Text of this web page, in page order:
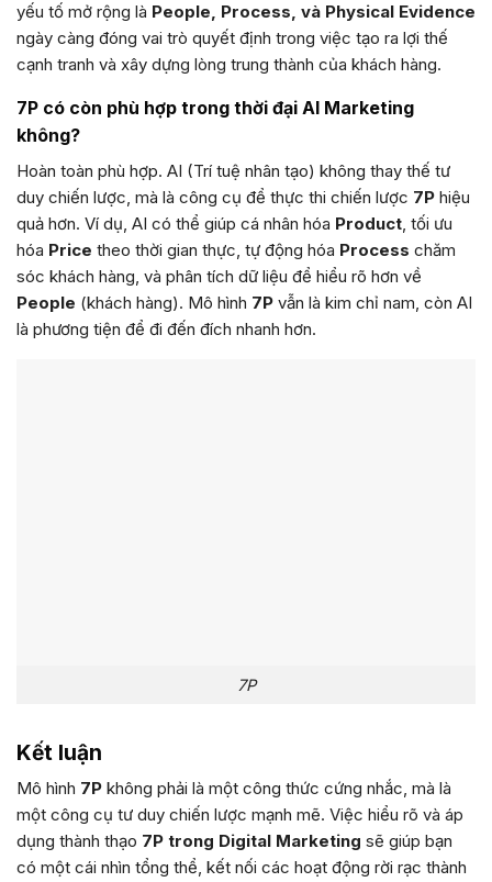
yếu tố mở rộng là People, Process, và Physical Evidence
ngày càng đóng vai trò quyết định trong việc tạo ra lợi thế
cạnh tranh và xây dựng lòng trung thành của khách hàng.
7P có còn phù hợp trong thời đại AI Marketing
không?
Hoàn toàn phù hợp. AI (Trí tuệ nhân tạo) không thay thế tư
duy chiến lược, mà là công cụ để thực thi chiến lược 7P hiệu
quả hơn. Ví dụ, AI có thể giúp cá nhân hóa Product, tối ưu
hóa Price theo thời gian thực, tự động hóa Process chăm
sóc khách hàng, và phân tích dữ liệu để hiểu rõ hơn về
People (khách hàng). Mô hình 7P vẫn là kim chỉ nam, còn AI
là phương tiện để đi đến đích nhanh hơn.
7P
Kết luận
Mô hình 7P không phải là một công thức cứng nhắc, mà là
một công cụ tư duy chiến lược mạnh mẽ. Việc hiểu rõ và áp
dụng thành thạo 7P trong Digital Marketing sẽ giúp bạn
có một cái nhìn tổng thể, kết nối các hoạt động rời rạc thành